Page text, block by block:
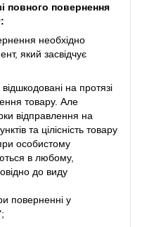
повного повернення
необхідно
який засвідчує
на протязі
товару. Але
відправлення на
та цілісність товару
особистому
в любому,
до виду
поверненні у